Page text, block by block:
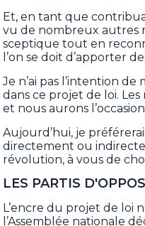
Et, en tant que
vu de nombreux autres
sceptique tout en
l’on se doit d’apporter
Je n’ai pas l’intention
dans ce projet de loi.
et nous aurons
Aujourd’hui, je
directement ou
révolution, à vous de
LES PARTIS
L’encre du projet de loi
l’Assemblée nationale